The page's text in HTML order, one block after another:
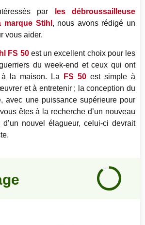
par
les débroussailleuse
marque Stihl , nous avons rédigé un
vous aider.
FS 50est un excellent choix pour les
du week-end et ceux qui ont
la maison. La
FS 50 est simple à
et à entretenir ; la conception du
avec une puissance supérieure pour
êtes à la recherche d’un nouveau
d’un nouvel élagueur, celui-ci devrait
avis
90%